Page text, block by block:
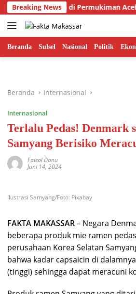
Langsung
ke
konten
Breaking News
Sumatra di Permukiman Aceh Timur,
Beranda Sulsel Nasional Politik
Beranda Internasional
Internasional
Terlalu Pedas! Denmark
Samyang Berisiko
Faisal Danu
Juni 14, 2024
Ilustrasi Samyang/Foto: Pixabay
FAKTA MAKASSAR– Negara
beberapa produk mie ramen
perusahaan Korea Selatan
bahwa kadar capsaicin di
(tinggi) sehingga dapat meracuni